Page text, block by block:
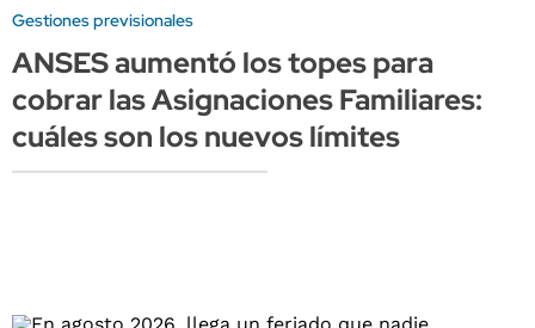
Gestiones previsionales
ANSES aumentó los topes para
cobrar las Asignaciones Familiares:
cuáles son los nuevos límites